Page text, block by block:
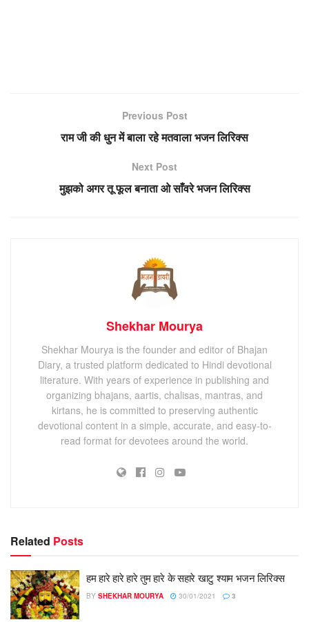
Previous Post
राम जी की धुन में बाला रहे मतवाला भजन लिरिक्स
Next Post
मुझको अगर तू फूल बनाता ओ साँवरे भजन लिरिक्स
Shekhar Mourya
Shekhar Mourya is the founder and editor of Bhajan
Diary, a trusted platform dedicated to Hindi devotional
literature. With years of experience in publishing and
organizing bhajans, aartis, chalisas, mantras, and
kirtans, he is committed to preserving authentic
devotional content in a simple, accurate, and easy-to-
read format for devotees around the world.
Related Posts
हम हारे हारे हारे तुम हारे के सहारे खाटु श्याम भजन लिरिक्स
BY SHEKHAR MOURYA 30/01/2021 3